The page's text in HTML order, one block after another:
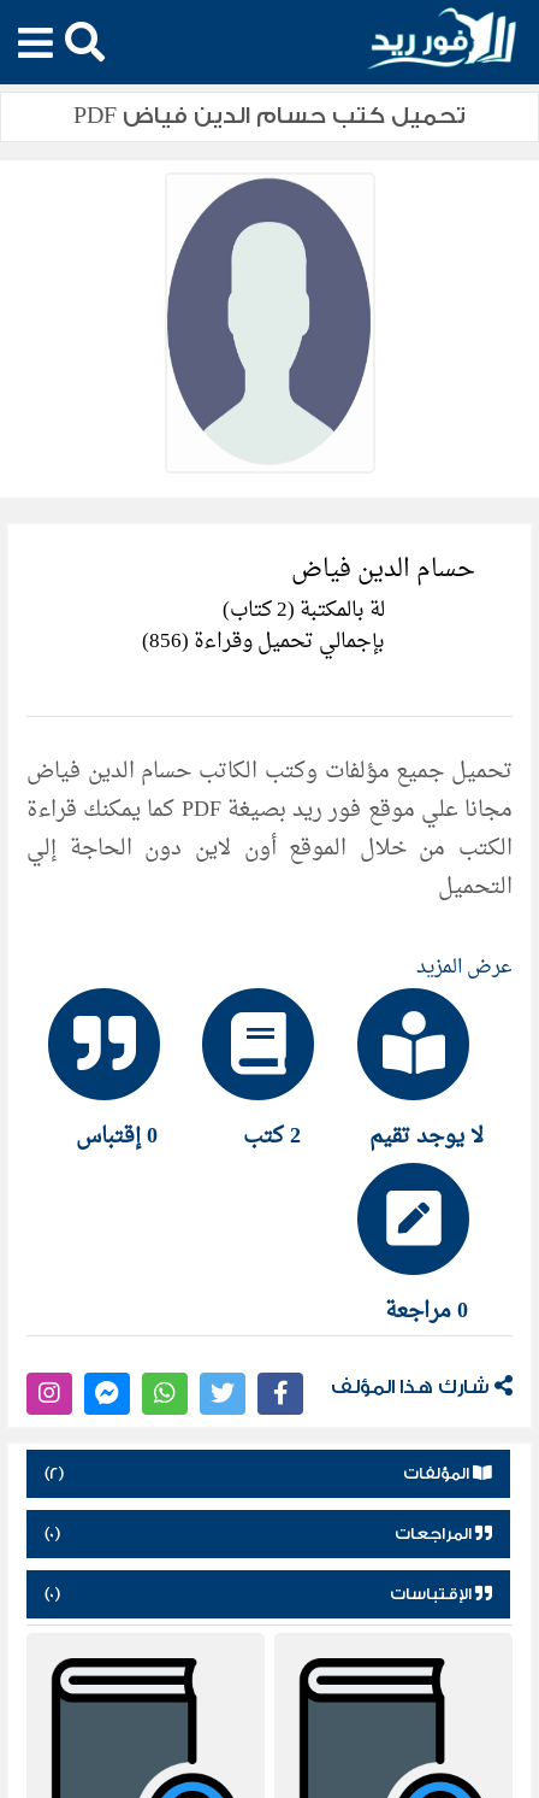
تحميل كتب حسام الدين فياض PDF
حسام الدين فياض
لة بالمكتبة (2 كتاب)
بإجمالي تحميل وقراءة (856)
تحميل جميع مؤلفات وكتب الكاتب حسام الدين فياض
مجانا علي موقع فور ريد بصيغة PDF كما يمكنك قراءة
الكتب من خلال الموقع أون لاين دون الحاجة إلي
التحميل
عرض المزيد
لا يوجد تقيم 2 كتب 0 إقتباس
0 مراجعة
شارك هذا المؤلف
المؤلفات (2)
المراجعات (0)
الإقتباسات (0)